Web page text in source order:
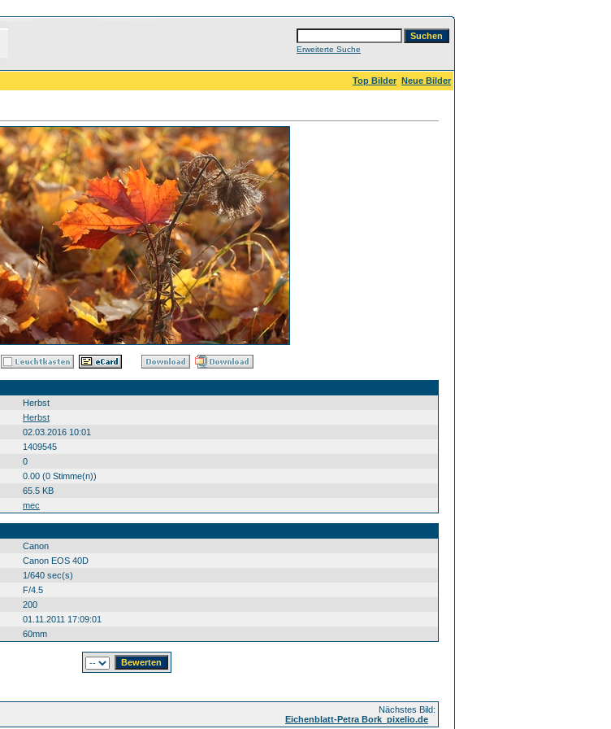
Erweiterte Suche
Top Bilder Neue Bilder
Herbst
Herbst
02.03.2016 10:01
1409545
0
0.00 (0 Stimme(n))
65.5 KB
mec
Canon
Canon EOS 40D
1/640 sec(s)
F/4.5
200
01.11.2011 17:09:01
60mm
Nächstes Bild:
Eichenblatt-Petra Bork_pixelio.de